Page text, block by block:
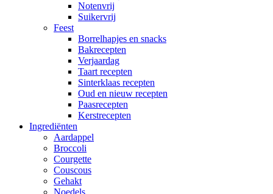
Notenvrij
Suikervrij
Feest
Borrelhapjes en snacks
Bakrecepten
Verjaardag
Taart recepten
Sinterklaas recepten
Oud en nieuw recepten
Paasrecepten
Kerstrecepten
Ingrediënten
Aardappel
Broccoli
Courgette
Couscous
Gehakt
Noedels